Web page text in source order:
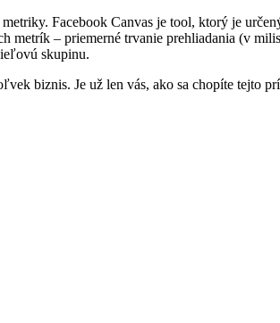
Facebook Canvas je tool, ktorý je
– priemerné trvanie prehliadania (v
skupinu.
biznis. Je už len vás, ako sa chopíte tejto